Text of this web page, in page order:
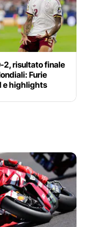
2, risultato finale
Furie
e highlights